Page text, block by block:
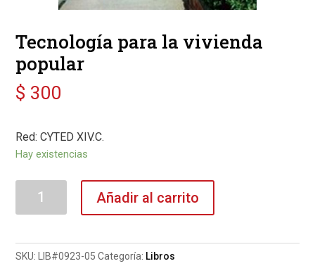
Tecnología para la vivienda
popular
$ 300
Red: CYTED XIV.C.
Hay existencias
vivienda
popular
Añadir al carrito
SKU: LIB#0923-05 Categoría: Libros